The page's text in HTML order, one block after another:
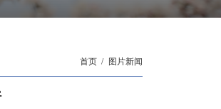
首页 图片新闻